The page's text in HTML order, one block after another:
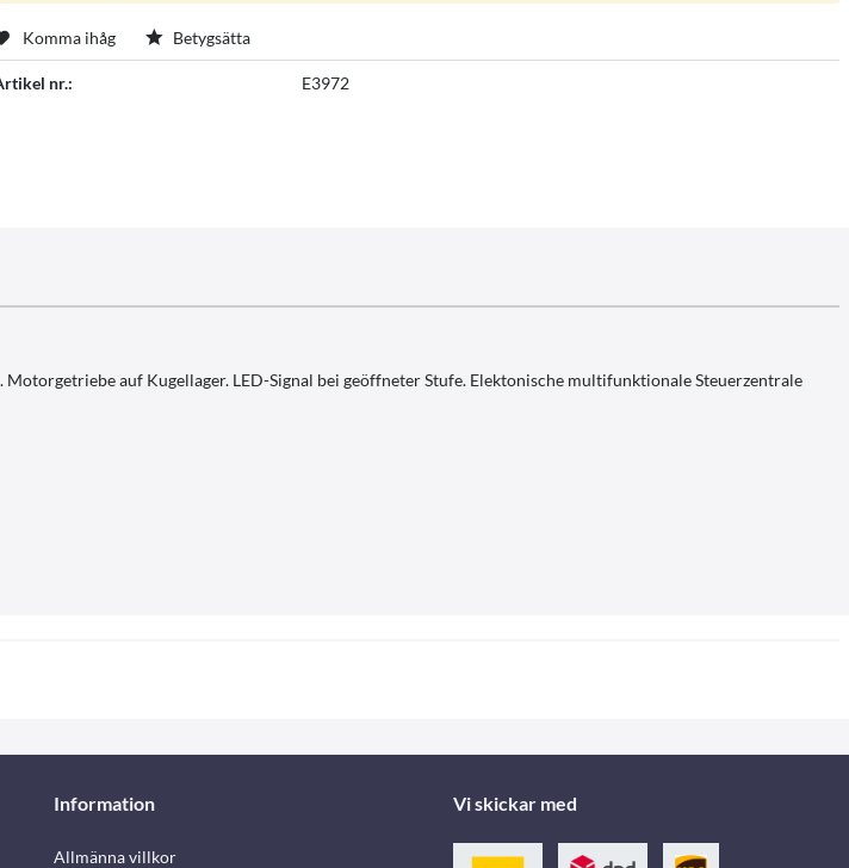
Komma ihåg Betygsätta
nr.: E3972
auf Kugellager. LED-Signal bei geöffneter Stufe. Elektonische multifunktionale Steuerzentrale
Information
Allmänna villkor
Vi skickar med